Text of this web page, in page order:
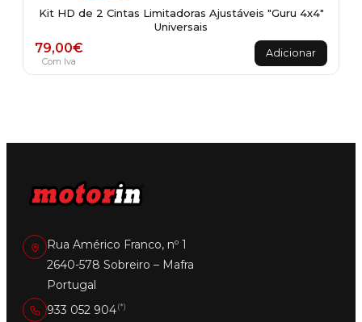
Kit HD de 2 Cintas Limitadoras Ajustáveis "Guru 4x4"
Universais
79,00€
Com Iva
Adicionar
Rua Américo Franco, nº 1
2640-578 Sobreiro – Mafra
Portugal
933 052 904(*)